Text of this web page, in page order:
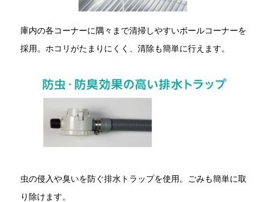
庫内の各コーナーに隅々まで清掃しやすいボールコーナーを
採用。ホコリがたまりにくく、清除も簡単に行えます。
虫の侵入や臭いを防ぐ排水トラップを使用。ごみも簡単に取
り除けます。